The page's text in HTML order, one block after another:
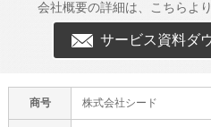
会社概要の詳細は、こちらよ
サービス資料ダ
商号 株式会社シード